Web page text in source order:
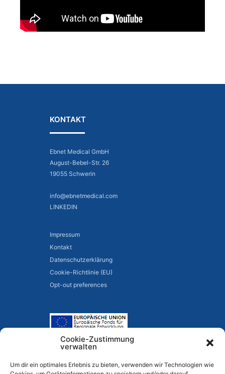
Cookie-Zustimmung
verwalten
Um dir ein optimales Erlebnis zu bieten, verwenden wir Technologien wie
KONTAKT
Ebnet Medical GmbH
August-Bebel-Str. 26
19055 Schwerin
info@ebnetmedical.com
LINKEDIN
Impressum
Kontakt
Datenschutzerklärung
Cookie-Richtlinie (EU)
Opt-out preferences